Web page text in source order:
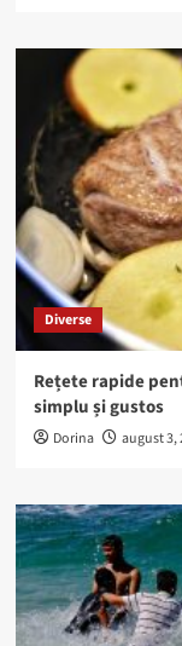
Diverse
Rețete rapide
simplu și gustos
Dorina august 3,